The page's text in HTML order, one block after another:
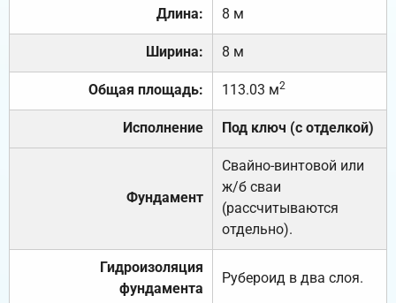
Длина: 8 м
Ширина: 8 м
Общая площадь: 113.03 м2
Исполнение Под ключ (с отделкой)
Фундамент
Свайно-винтовой или
ж/б сваи
(рассчитываются
отдельно).
Гидроизоляция
фундамента
Рубероид в два слоя.